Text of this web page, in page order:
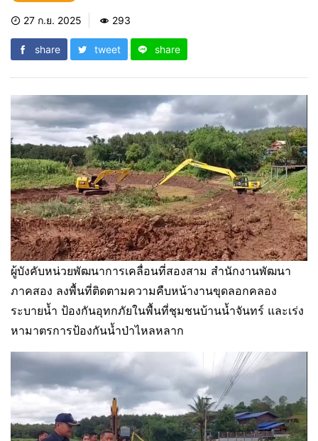
27 ก.ย. 2025 293
share tweet share
ผู้บังคับหน่วยพัฒนาการเคลื่อนที่สองสาม สำนักงานพัฒนา
ภาคสอง ลงพื้นที่ติดตามความคืบหน้างานขุดลอกคลอง
ระบายน้ำ ป้องกันอุทกภัยในพื้นที่ชุมชนบ้านน้ำจันทร์ และเร่ง
หามาตรการป้องกันน้ำป่าไหลหลาก